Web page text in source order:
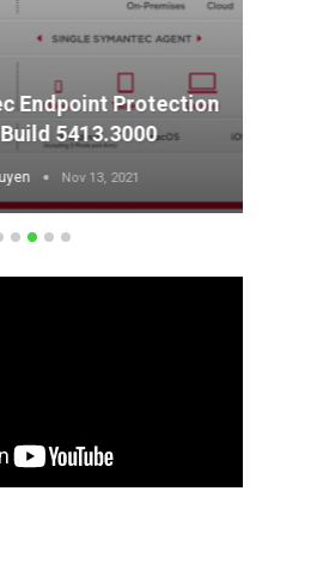
Endpoint Protection
5413.3000
Nov 13, 2021